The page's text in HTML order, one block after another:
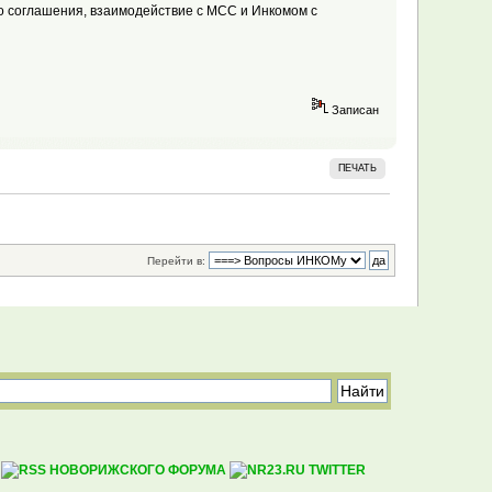
соглашения, взаимодействие с МСС и Инкомом с
Записан
ПЕЧАТЬ
Перейти в: